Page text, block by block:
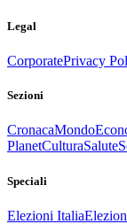
Legal
CorporatePrivacy
Sezioni
CronacaMondo
PlanetCulturaSalute
Speciali
Elezioni Italia